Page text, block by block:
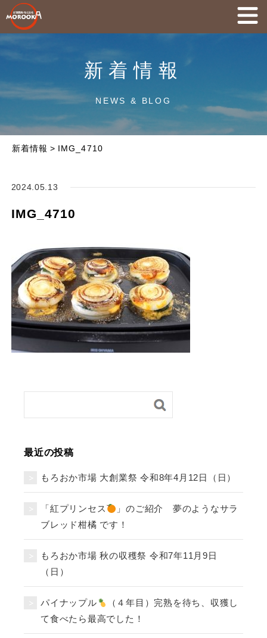
新着情報
NEWS & BLOG
新着情報 > IMG_4710
2024.05.13
IMG_4710
最近の投稿
もろおか市場 大創業祭 令和8年4月12日（日）
「紅プリンセス
」のご紹介 夢のようなサラ
ブレッド柑橘 です！
もろおか市場 秋の収穫祭 令和7年11月9日
（日）
パイナップル
（４年目）完熟を待ち、収獲し
て食べたら最高でした！